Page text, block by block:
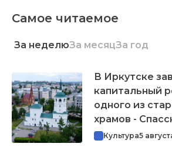
Самое читаемое
За неделюЗа месяцЗа год
В Иркутске
капитальный
одного из
храмов -
Культура5